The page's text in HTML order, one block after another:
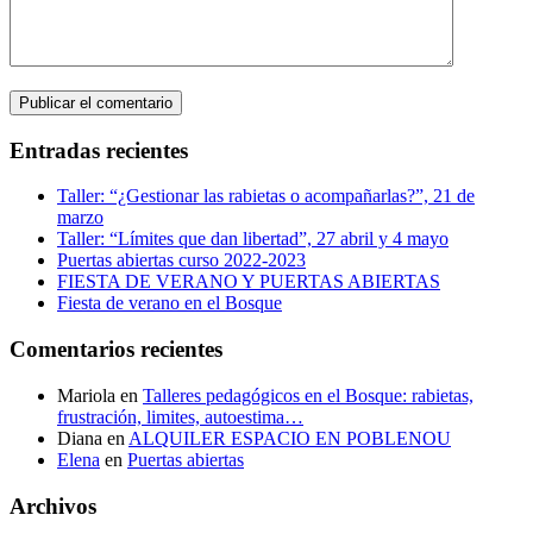
Entradas recientes
Taller: “¿Gestionar las rabietas o acompañarlas?”, 21 de
marzo
Taller: “Límites que dan libertad”, 27 abril y 4 mayo
Puertas abiertas curso 2022-2023
FIESTA DE VERANO Y PUERTAS ABIERTAS
Fiesta de verano en el Bosque
Comentarios recientes
Mariola en Talleres pedagógicos en el Bosque: rabietas,
frustración, limites, autoestima…
Diana en ALQUILER ESPACIO EN POBLENOU
Elena en Puertas abiertas
Archivos